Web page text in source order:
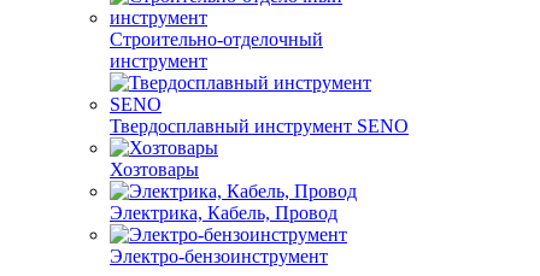
Строительно-отделочный
инструмент
Твердосплавный инструмент SENO
Хозтовары
Электрика, Кабель, Провод
Электро-бензоинструмент